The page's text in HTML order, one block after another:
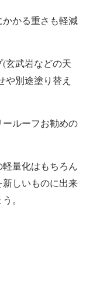
かかる重さも軽減
玄武岩などの天
や別途塗り替え
ールーフお勧めの
量化はもちろん
新しいものに出来
。